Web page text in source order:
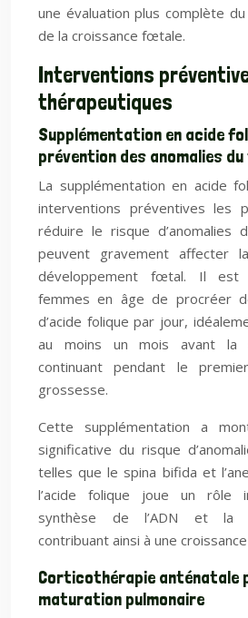
une évaluation plus complète
de la croissance fœtale.
Interventions
thérapeutiques
Supplémentation en acide
prévention des anomalies
La supplémentation en acide
interventions préventives les
réduire le risque d’anomalies
peuvent gravement affecter
développement fœtal. Il est
femmes en âge de procréer
d’acide folique par jour,
au moins un mois avant la
continuant pendant le
grossesse.
Cette supplémentation a
significative du risque
telles que le spina bifida et
l’acide folique joue un rôle
synthèse de l’ADN et la
contribuant ainsi à une
Corticothérapie anténatale
maturation pulmonaire